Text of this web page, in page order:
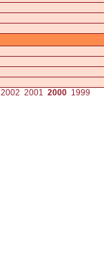
2002 2001 2000 1999